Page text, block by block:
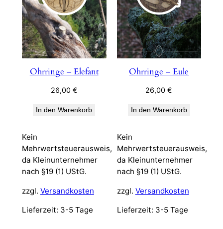
Ohrringe – Elefant
26,00 €
In den Warenkorb
Kein
Mehrwertsteuerausweis,
da Kleinunternehmer
nach §19 (1) UStG.
zzgl. Versandkosten
Lieferzeit: 3-5 Tage
Ohrringe – Eule
26,00€
In den Warenkorb
Kein
Mehrwertsteuerausweis,
da Kleinunternehmer
nach §19 (1) UStG.
zzgl. Versandkosten
Lieferzeit: 3-5 Tage